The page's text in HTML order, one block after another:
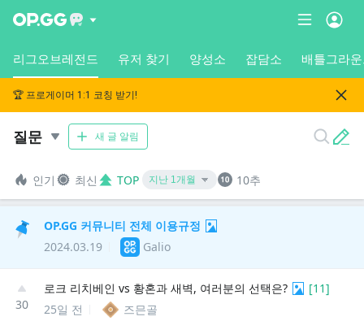
리그오브레전드 유저 찾기 양성소 잡담소 배틀그라
🏆 프로게이머 1:1 코칭 받기!
질문 새 글 알림
인기 최신 TOP 10추
OP.GG 커뮤니티 전체 이용규정
2024.03.19
Galio
30
로크 리치베인 vs 황혼과 새벽, 여러분의 선택은? [11]
25일 전
즈믄골